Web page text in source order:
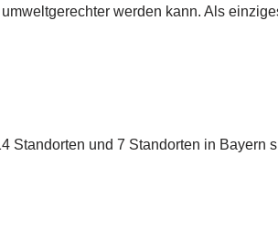
werden kann. Als
und 7 Standorten in Bayern